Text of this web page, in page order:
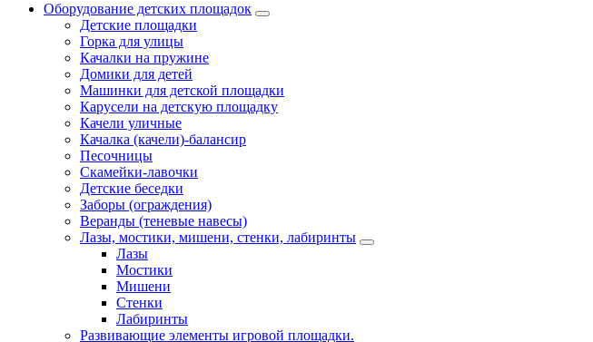
Оборудование детских площадок
Детские площадки
Горка для улицы
Качалки на пружине
Домики для детей
Машинки для детской площадки
Карусели на детскую площадку
Качели уличные
Качалка (качели)-балансир
Песочницы
Скамейки-лавочки
Детские беседки
Заборы (ограждения)
Веранды (теневые навесы)
Лазы, мостики, мишени, стенки, лабиринты
Лазы
Мостики
Мишени
Стенки
Лабиринты
Развивающие элементы игровой площадки.